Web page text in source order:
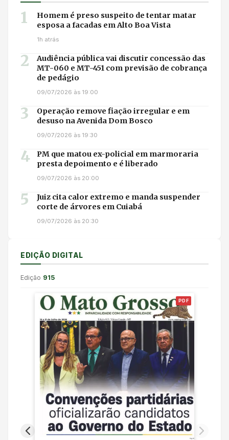
1
Homem é preso suspeito de tentar matar
esposa a facadas em Alto Boa Vista
1h atrás
2
Audiência pública vai discutir concessão das
MT-060 e MT-451 com previsão de cobrança
de pedágio
09/07/2026 às 19:00
3
Operação remove fiação irregular e em
desuso na Avenida Dom Bosco
09/07/2026 às 19:30
4
PM que matou ex-policial em marmoraria
presta depoimento e é liberado
09/07/2026 às 20:00
5
Juiz cita calor extremo e manda suspender
corte de árvores em Cuiabá
09/07/2026 às 20:30
EDIÇÃO DIGITAL
Edição 915
PDF